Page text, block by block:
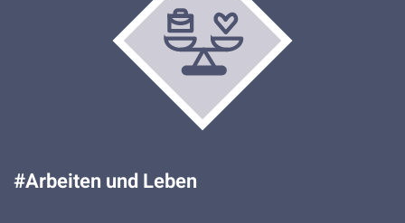
#Arbeiten und Leben